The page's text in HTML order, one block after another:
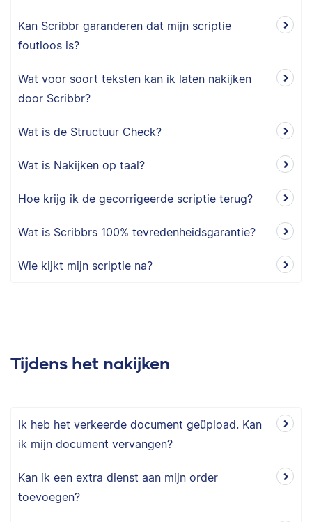
Kan Scribbr garanderen dat mijn scriptie
foutloos is?
Wat voor soort teksten kan ik laten nakijken
door Scribbr?
Wat is de Structuur Check?
Wat is Nakijken op taal?
Hoe krijg ik de gecorrigeerde scriptie terug?
Wat is Scribbrs 100% tevredenheidsgarantie?
Wie kijkt mijn scriptie na?
Tijdens het nakijken
Ik heb het verkeerde document geüpload. Kan
ik mijn document vervangen?
Kan ik een extra dienst aan mijn order
toevoegen?